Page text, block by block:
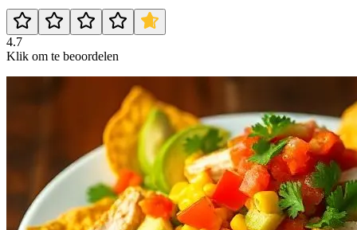
4.7
Klik om te beoordelen